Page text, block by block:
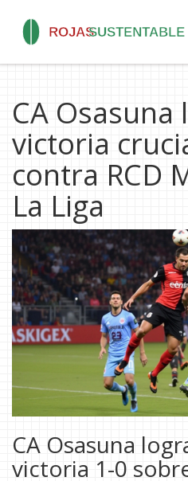
CA Osasuna
victoria
contra RCD
La Liga
CA Osasuna
victoria 1-0